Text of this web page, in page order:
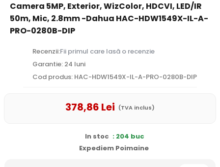
Camera 5MP, Exterior, WizColor, HDCVI, LED/IR
50m, Mic, 2.8mm -Dahua HAC-HDW1549X-IL-A-
PRO-0280B-DIP
Recenzii:Fii primul care lasă o recenzie
Garantie: 24 luni
Cod produs: HAC-HDW1549X-IL-A-PRO-0280B-DIP
378,86 Lei (TVA inclus)
In stoc : 204 buc
Expediem Poimaine